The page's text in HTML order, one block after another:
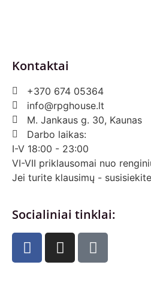
Kontaktai
+370 674 05364
info@rpghouse.lt
M. Jankaus g. 30, Kaunas
Darbo laikas:
I-V 18:00 - 23:00
VI-VII priklausomai nuo
Jei turite klausimų -
Socialiniai tinklai: